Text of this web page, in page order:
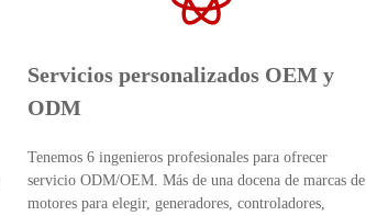
Servicios personalizados OEM y
ODM
Tenemos 6 ingenieros profesionales para ofrecer
servicio ODM/OEM. Más de una docena de marcas de
motores para elegir, generadores, controladores,